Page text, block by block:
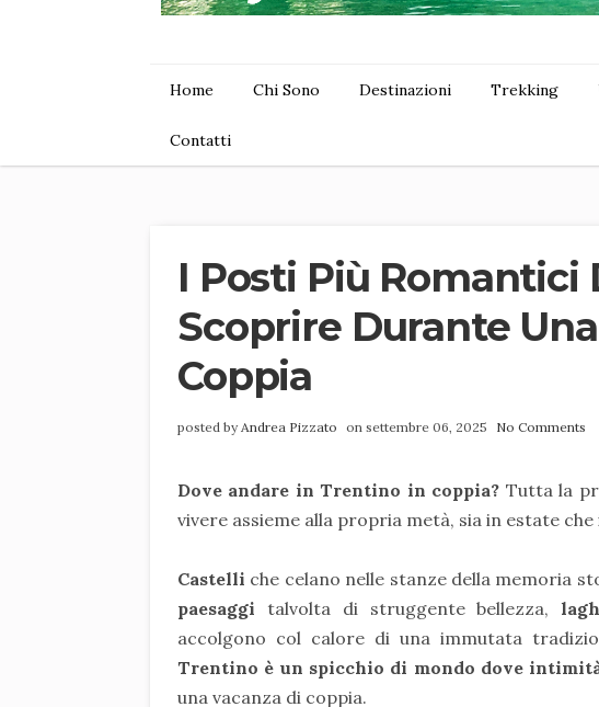
Home Chi Sono Destinazioni Trekking
Contatti
I Posti Più Romantici
Scoprire Durante
Coppia
posted byAndrea Pizzato on settembre 06, 2025 No Comments
Dove andare in Trentino in coppia? Tutta la
vivere assieme alla propria metà, sia in estate
Castelli che celano nelle stanze della memoria
paesaggi talvolta di struggente bellezza,
accolgono col calore di una immutata
Trentino è un spicchio di mondo dove
una vacanza di coppia.